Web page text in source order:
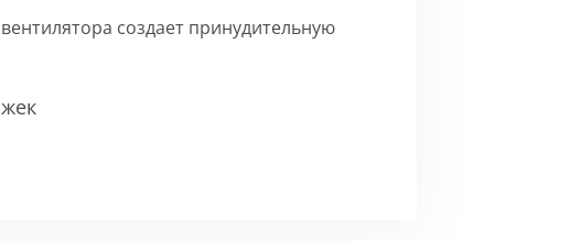
создает принудительную